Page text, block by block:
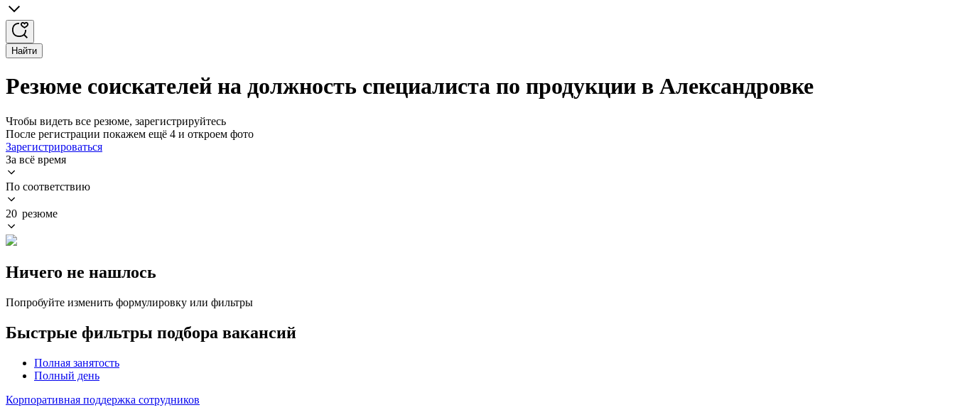
Найти
Резюме соискателей на должность специалиста по продукции в Александровке
Чтобы видеть все резюме, зарегистрируйтесь
После регистрации покажем ещё 4 и откроем фото
Зарегистрироваться
За всё время
По соответствию
20 резюме
Ничего не нашлось
Попробуйте изменить формулировку или фильтры
Быстрые фильтры подбора вакансий
Полная занятость
Полный день
Корпоративная поддержка сотрудников